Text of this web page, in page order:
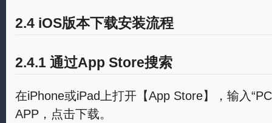
2.4 iOS版本下载安装流程
2.4.1 通过App Store搜索
在iPhone或iPad上打开【App Store】，输入
APP，点击下载。